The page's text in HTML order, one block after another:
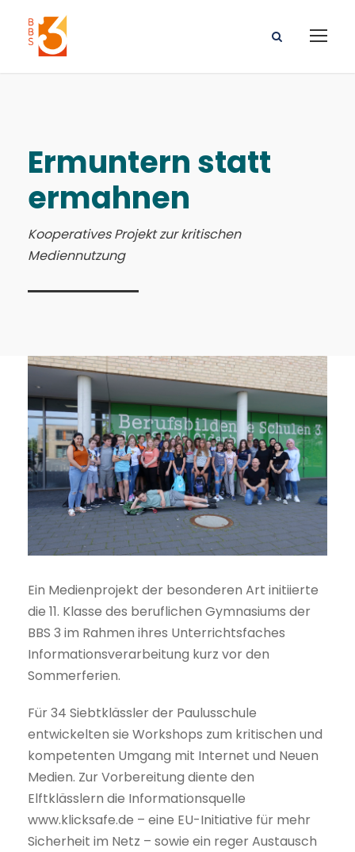
Ermuntern statt
ermahnen
Kooperatives Projekt zur kritischen
Mediennutzung
Ein Medienprojekt der besonderen Art initiierte
die 11. Klasse des beruflichen Gymnasiums der
BBS 3 im Rahmen ihres Unterrichtsfaches
Informationsverarbeitung kurz vor den
Sommerferien.
Für 34 Siebtklässler der Paulusschule
entwickelten sie Workshops zum kritischen und
kompetenten Umgang mit Internet und Neuen
Medien. Zur Vorbereitung diente den
Elftklässlern die Informationsquelle
www.klicksafe.de – eine EU-Initiative für mehr
Sicherheit im Netz – sowie ein reger Austausch